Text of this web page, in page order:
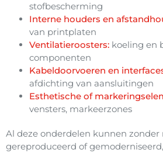
stofbescherming
Interne houders en
van printplaten
Ventilatieroosters: koeling en
componenten
Kabeldoorvoeren en
afdichting van aansluitingen
Esthetische of
vensters, markeerzones
Al deze onderdelen kunnen zonder
gereproduceerd of